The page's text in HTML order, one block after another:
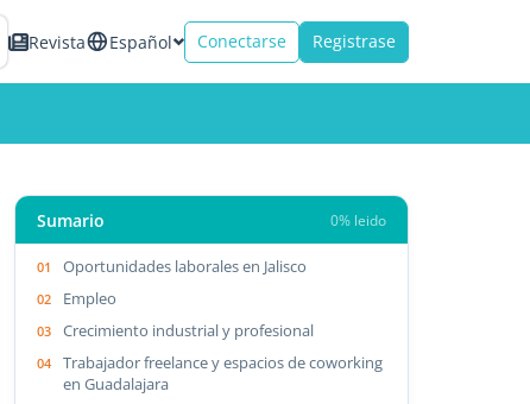
Revista Español Conectarse Registrase
Sumario 0% leido
Oportunidades laborales en Jalisco
Empleo
Crecimiento industrial y profesional
Trabajador freelance y espacios de coworking
en Guadalajara